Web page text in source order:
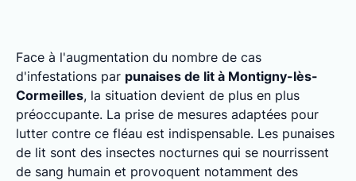
Face à l'augmentation du nombre de cas
d'infestations par punaises de lit à Montigny-lès-
Cormeilles, la situation devient de plus en plus
préoccupante. La prise de mesures adaptées pour
lutter contre ce fléau est indispensable. Les punaises
de lit sont des insectes nocturnes qui se nourrissent
de sang humain et provoquent notamment des